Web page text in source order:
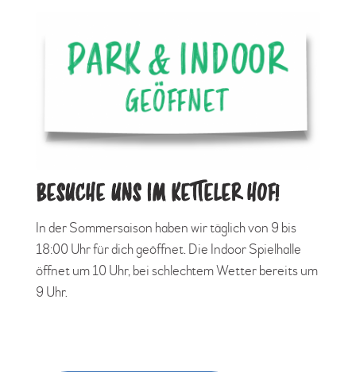
BESUCHE UNS IM KETTELER HOF!
In der Sommersaison haben wir täglich von 9 bis
18:00 Uhr für dich geöffnet. Die Indoor Spielhalle
öffnet um 10 Uhr, bei schlechtem Wetter bereits um
9 Uhr.